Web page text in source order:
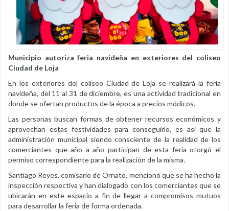
Municipio autoriza feria navideña en exteriores del coliseo
Ciudad de Loja
En los exteriores del coliseo Ciudad de Loja se realizará la feria
navideña, del 11 al 31 de diciembre, es una actividad tradicional en
donde se ofertan productos de la época a precios módicos.
Las personas buscan formas de obtener recursos económicos y
aprovechan estas festividades para conseguirlo, es así que la
administración municipal siendo consciente de la realidad de los
comerciantes que año a año participan de esta feria otorgó el
permiso correspondiente para la realización de la misma.
Santiago Reyes, comisario de Ornato, mencionó que se ha hecho la
inspección respectiva y han dialogado con los comerciantes que se
ubicarán en este espacio a fin de llegar a compromisos mutuos
para desarrollar la feria de forma ordenada.